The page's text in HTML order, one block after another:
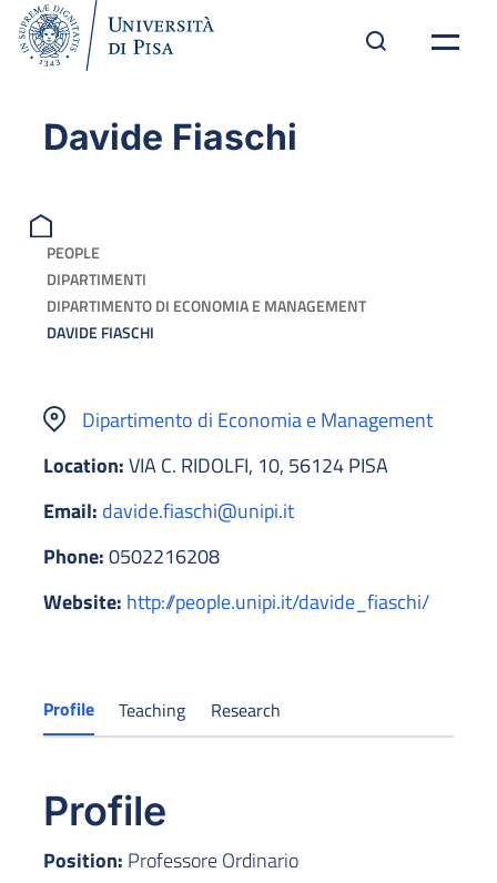
Davide Fiaschi
PEOPLE
DIPARTIMENTI
DIPARTIMENTO DI ECONOMIA E MANAGEMENT
DAVIDE FIASCHI
Dipartimento di Economia e Management
Location:VIA C. RIDOLFI, 10, 56124 PISA
Email: davide.fiaschi@unipi.it
Phone:0502216208
Website: http://people.unipi.it/davide_fiaschi/
Profile Teaching Research
Profile
Position: Professore Ordinario